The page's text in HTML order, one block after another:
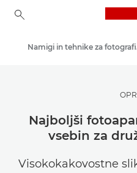
Najboljši
vsebin za
Visokokakovostne